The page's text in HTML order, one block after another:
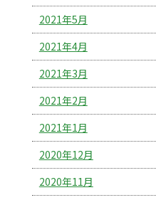
2021年5月
2021年4月
2021年3月
2021年2月
2021年1月
2020年12月
2020年11月